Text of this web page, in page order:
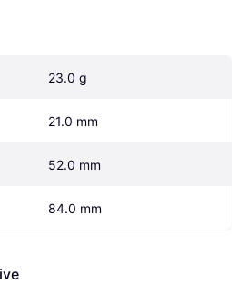
23.0 g
21.0 mm
52.0 mm
84.0 mm